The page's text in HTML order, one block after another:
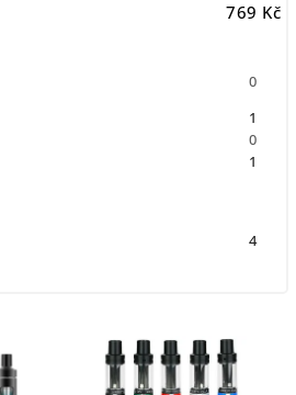
769 Kč
0
1
0
1
4